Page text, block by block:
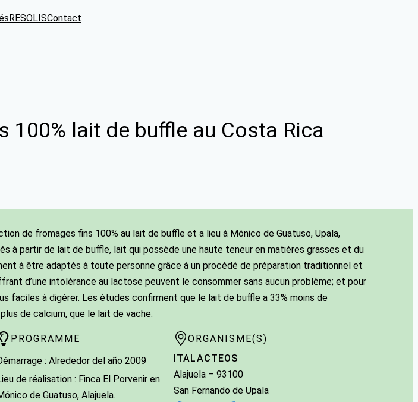
RESOLISContact
lait de buffle au Costa Rica
de fromages fins 100% au lait de buffle et a lieu à Mónico de Guatuso, Upala,
à partir de lait de buffle, lait qui possède une haute teneur en matières grasses et du
à être adaptés à toute personne grâce à un procédé de préparation traditionnel et
d’une intolérance au lactose peuvent le consommer sans aucun problème; et pour
faciles à digérer. Les études confirment que le lait de buffle a 33% moins de
de calcium, que le lait de vache.
PROGRAMME
: Alrededor del año 2009
de réalisation : Finca El Porvenir en
de Guatuso, Alajuela.
ORGANISME(S)
ITALACTEOS
Alajuela –93100
San Fernando de Upala